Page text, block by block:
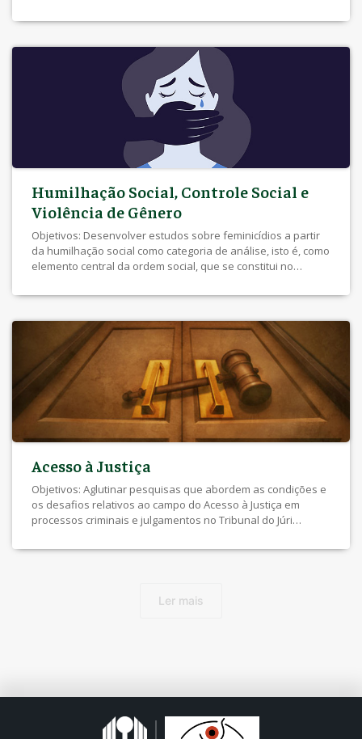
de poder por meio da linguagem e como isso se cumpre no
Humilhação Social, Controle Social e
Violência de Gênero
Objetivos: Desenvolver estudos sobre feminicídios a partir
da humilhação social como categoria de análise, isto é, como
elemento central da ordem social, que se constitui no
humilhação sob diferentes recortes, entre eles o controle
condutas e práticas que preservam […]
Acesso à Justiça
Objetivos: Aglutinar pesquisas que abordem as condições e
os desafios relativos ao campo do Acesso à Justiça em
processos criminais e julgamentos no Tribunal do Júri
tentado; Produzir banco de dados com informações
Ler mais